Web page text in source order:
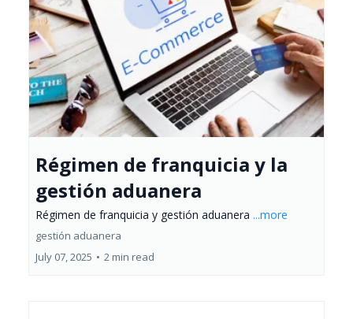
Régimen de franquicia y la
gestión aduanera
Régimen de franquicia y gestión aduanera ...more
gestión aduanera
July 07, 2025 • 2 min read